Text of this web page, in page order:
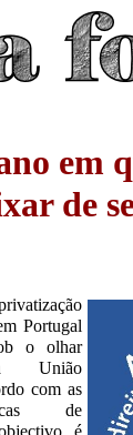
Jump to
em
de
Portugal
o olhar
União
com as
de
é